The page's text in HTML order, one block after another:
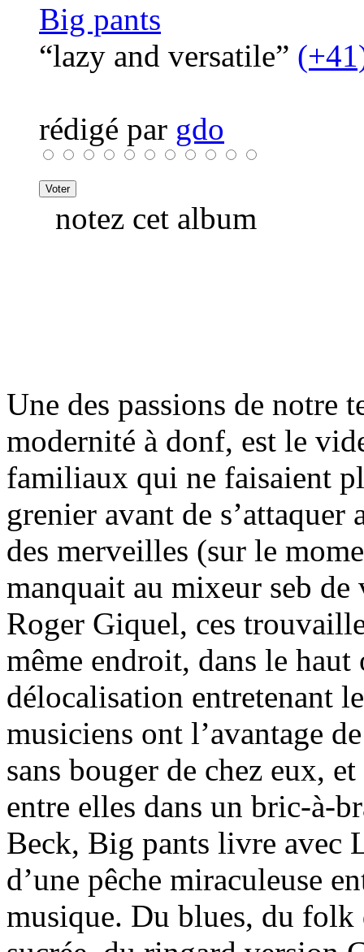
Big pants
“lazy and versatile”
rédigé par gdo
notez cet album
Une des passions de notre
modernité à donf, est le
familiaux qui ne faisaient
grenier avant de
des merveilles (sur le
manquait au mixeur seb de
Roger Giquel, ces
même endroit, dans le haut
délocalisation entretenant
musiciens ont l’avantage
sans bouger de chez eux,
entre elles dans un bric-à-
Beck, Big pants livre avec
d’une pêche miraculeuse
musique. Du blues, du